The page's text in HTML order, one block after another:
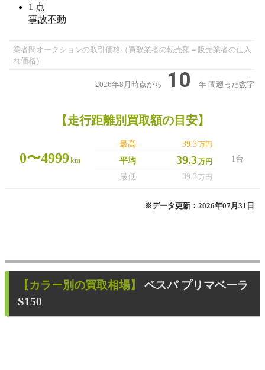
1 点
事故不動
業者間オークションの取引価格（買取業者の転売額＝販売業者の仕入
れ価格）
2026年8月時点から 10 年 間遡った数字
【走行距離別買取額の目安】
0〜4999km
最高 39.3万円
1台
平均 39.3万円
最低 39.3万円
※データ更新：2026年07月31日
【カラー別の買取相場】
ベスパ プリマベーラ
S150